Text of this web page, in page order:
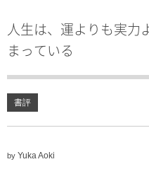
人生は、運よりも実力
まっている
書評
by Yuka Aoki